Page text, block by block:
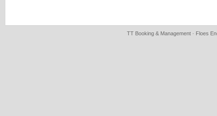
TT Booking & Management · Floes